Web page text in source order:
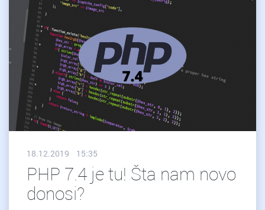
18.12.2019 15:35
PHP 7.4 je tu! Šta nam novo
donosi?